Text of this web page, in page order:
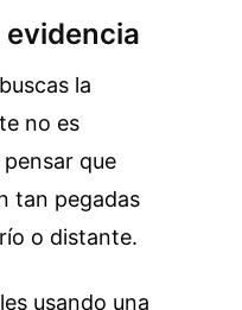
la
no es
que
tan pegadas
o distante.
usando una